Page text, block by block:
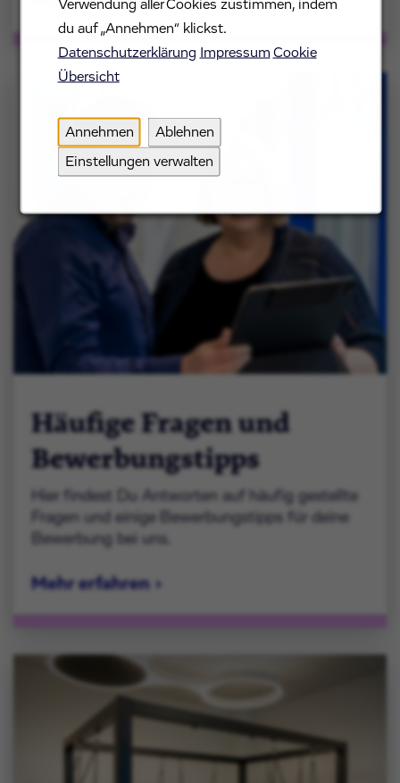
Verwendung aller Cookies zustimmen, indem
du auf „Annehmen“ klickst.
Datenschutzerklärung Impressum Cookie
Übersicht
Annehmen Ablehnen
Einstellungen verwalten
Häufige Fragen und
Bewerbungstipps
Hier findest Du Antworten auf häufig gestellte
Fragen und einige Bewerbungstipps für deine
Bewerbung bei uns.
Mehr erfahren